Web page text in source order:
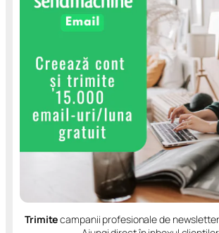
Trimitecampanii profesionale de